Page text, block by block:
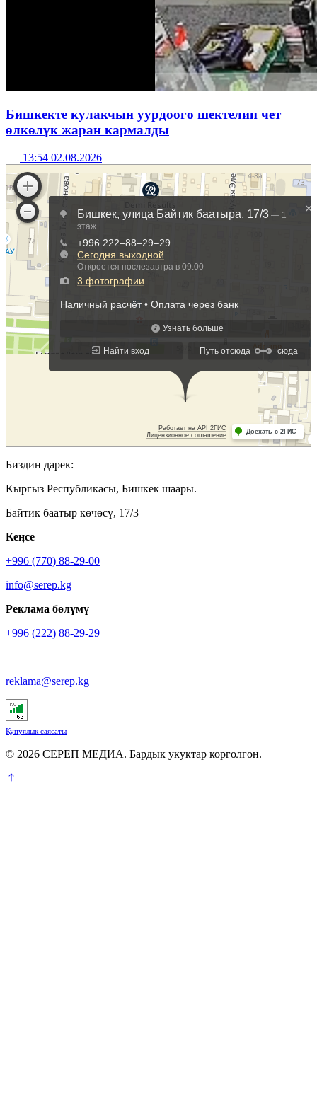
Бишкекте кулакчын уурдоого шектелип чет
өлкөлүк жаран кармалды
13:54 02.08.2026
Биздин дарек:
Кыргыз Республикасы, Бишкек шаары.
Байтик баатыр көчөсү, 17/3
Кеӊсе
+996 (770) 88-29-00
info@serep.kg
Реклама бөлүмү
+996 (222) 88-29-29
reklama@serep.kg
Купуялык саясаты
© 2026 СЕРЕП МЕДИА. Бардык укуктар корголгон.